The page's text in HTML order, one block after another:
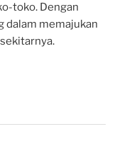
toko. Dengan
dalam memajukan